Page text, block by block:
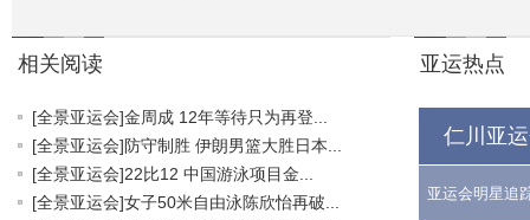
相关阅读
[全景亚运会]金周成 12年等待只为再登...
[全景亚运会]防守制胜 伊朗男篮大胜日本...
[全景亚运会]22比12 中国游泳项目金...
[全景亚运会]女子50米自由泳陈欣怡再破...
亚运热点
仁川亚
亚运会明星追